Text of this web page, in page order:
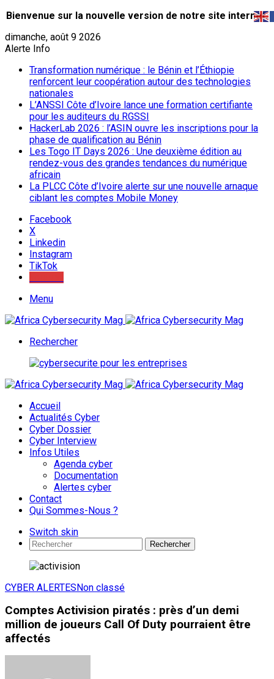
Bienvenue sur la nouvelle version de notre site internet.
dimanche, août 9 2026
Alerte Info
Transformation numérique : le Bénin et l’Éthiopie
renforcent leur coopération autour des technologies
nationales
L’ANSSI Côte d’Ivoire lance une formation certifiante
pour les auditeurs du RGSSI
HackerLab 2026 : l’ASIN ouvre les inscriptions pour la
phase de qualification au Bénin
Les Togo IT Days 2026 : Une deuxième édition au
rendez-vous des grandes tendances du numérique
africain
La PLCC Côte d’Ivoire alerte sur une nouvelle arnaque
ciblant les comptes Mobile Money
Facebook
X
Linkedin
Instagram
TikTok
Menu
Rechercher
Accueil
Actualités Cyber
Cyber Dossier
Cyber Interview
Infos Utiles
Agenda cyber
Documentation
Alertes cyber
Contact
Qui Sommes-Nous ?
Switch skin
Rechercher
CYBER ALERTESNon classé
Comptes Activision piratés : près d’un demi
million de joueurs Call Of Duty pourraient être
affectés